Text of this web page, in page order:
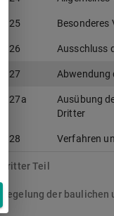
§ 25 Besonderes
§ 26 Ausschluss
§ 27 Abwendung
§ 27a
Ausübung
Dritter
§ 28 Verfahren
Dritter Teil
Regelung der